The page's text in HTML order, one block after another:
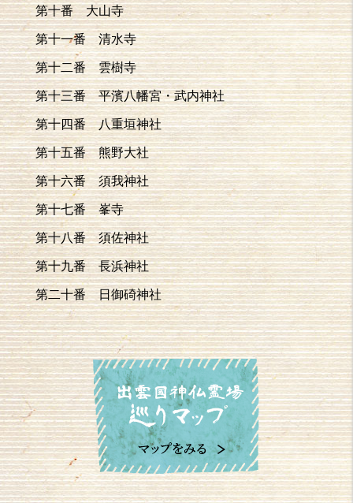
第十番 大山寺
第十一番 清水寺
第十二番 雲樹寺
第十三番 平濱八幡宮・武内神社
第十四番 八重垣神社
第十五番 熊野大社
第十六番 須我神社
第十七番 峯寺
第十八番 須佐神社
第十九番 長浜神社
第二十番 日御碕神社